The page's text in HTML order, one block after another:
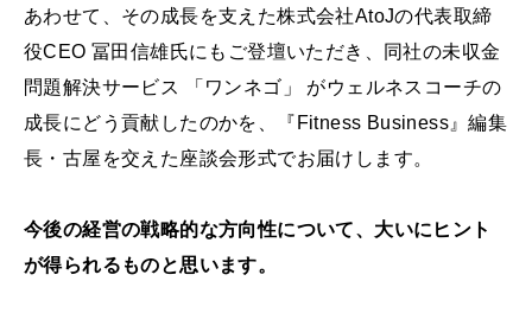
あわせて、その成長を支えた株式会社AtoJの代表取締
役CEO 冨田信雄氏にもご登壇いただき、同社の未収金
問題解決サービス 「ワンネゴ」 がウェルネスコーチの
成長にどう貢献したのかを、『Fitness Business』編集
長・古屋を交えた座談会形式でお届けします。
今後の経営の戦略的な方向性について、大いにヒント
が得られるものと思います。